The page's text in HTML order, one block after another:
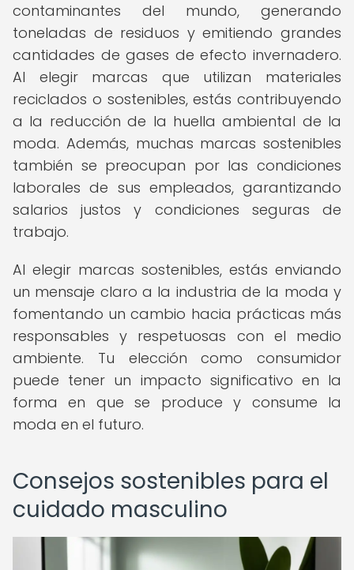
contaminantes del mundo, generando
toneladas de residuos y emitiendo grandes
cantidades de gases de efecto invernadero.
Al elegir marcas que utilizan materiales
reciclados o sostenibles, estás contribuyendo
a la reducción de la huella ambiental de la
moda. Además, muchas marcas sostenibles
también se preocupan por las condiciones
laborales de sus empleados, garantizando
salarios justos y condiciones seguras de
trabajo.
Al elegir marcas sostenibles, estás enviando
un mensaje claro a la industria de la moda y
fomentando un cambio hacia prácticas más
responsables y respetuosas con el medio
ambiente. Tu elección como consumidor
puede tener un impacto significativo en la
forma en que se produce y consume la
moda en el futuro.
Consejos sostenibles para el
cuidado masculino